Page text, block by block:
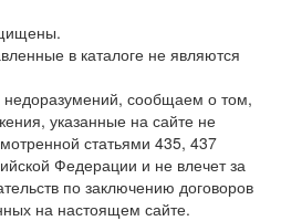
в каталоге не являются
сообщаем о том,
указанные на сайте не
статьями 435, 437
Федерации и не влечет за
по заключению договоров
на настоящем сайте.